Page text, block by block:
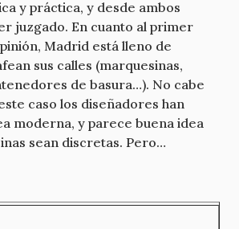
y práctica, y desde ambos
juzgado. En cuanto al primer
Madrid está lleno de
sus calles (marquesinas,
de basura…). No cabe
caso los diseñadores han
moderna, y parece buena idea
sean discretas. Pero…